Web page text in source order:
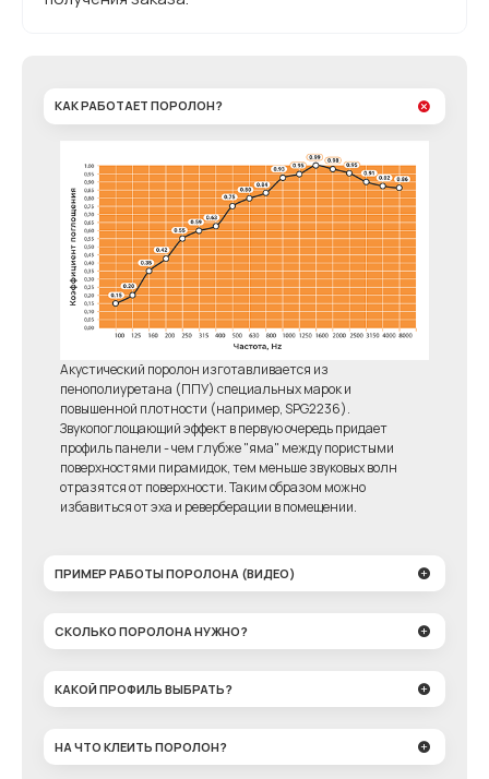
КАК РАБОТАЕТ ПОРОЛОН?
Акустический поролон изготавливается из
пенополиуретана (ППУ) специальных марок и
повышенной плотности (например, SPG2236).
Звукопоглощающий эффект в первую очередь придает
профиль панели - чем глубже "яма" между пористыми
поверхностями пирамидок, тем меньше звуковых волн
отразятся от поверхности. Таким образом можно
избавиться от эха и реверберации в помещении.
ПРИМЕР РАБОТЫ ПОРОЛОНА (ВИДЕО)
СКОЛЬКО ПОРОЛОНА НУЖНО?
КАКОЙ ПРОФИЛЬ ВЫБРАТЬ?
НА ЧТО КЛЕИТЬ ПОРОЛОН?